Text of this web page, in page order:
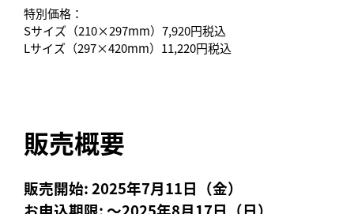
特別価格：
Sサイズ（210×297mm）7,920円税込
Lサイズ（297×420mm）11,220円税込
販売概要
販売開始: 2025年7月11日（金）
お申込期限: ～2025年8月17日（日）